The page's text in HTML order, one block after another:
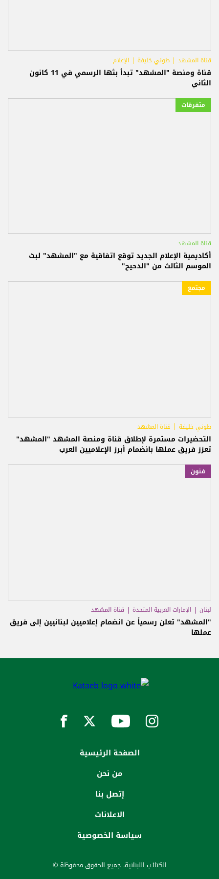
قناة المشهد طوني خليفة الإعلام
قناة ومنصة "المشهد" تبدأ بثها الرسمي في 11 كانون
الثاني
متفرقات
قناة المشهد
أكاديمية الإعلام الجديد توقع اتفاقية مع "المشهد" لبث
الموسم الثالث من "الدحيح"
مجتمع
طوني خليفة قناة المشهد
التحضيرات مستمرة لإطلاق قناة ومنصة المشهد "المشهد"
تعزز فريق عملها بانضمام أبرز الإعلاميين العرب
فنون
لبنان الإمارات العربية المتحدة قناة المشهد
"المشهد" تعلن رسمياً عن انضمام إعلاميين لبنانيين إلى فريق
عملها
الصفحة الرئيسية
من نحن
إتصل بنا
الاعلانات
سياسة الخصوصية
الكتائب اللبنانية. جميع الحقوق محفوظة ©